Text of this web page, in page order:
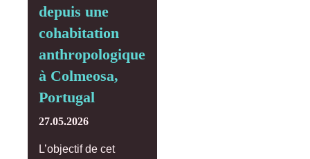
depuis une
cohabitation
anthropologique
à Colmeosa,
Portugal
27.05.2026
L’objectif de cet